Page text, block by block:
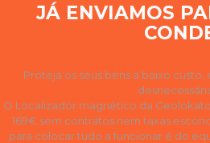
JÁ ENVIAMOS
Proteja os seus bens a baixo custo,
O Localizador magnético da
169€ sem contratos nem taxas
para colocar tudo a funcionar é do